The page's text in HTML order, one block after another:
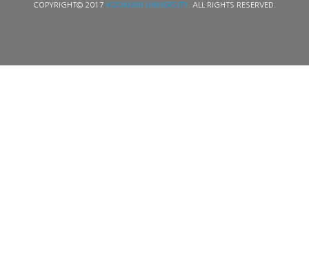
COPYRIGHT© 2017 KOOKMIN UNIVERSITY. ALL RIGHTS RESERVED.